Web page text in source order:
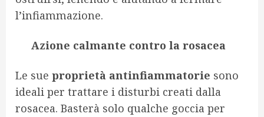
l’infiammazione.
Azione calmante contro la rosacea
Le sue proprietà antinfiammatorie sono
ideali per trattare i disturbi creati dalla
rosacea. Basterà solo qualche goccia per